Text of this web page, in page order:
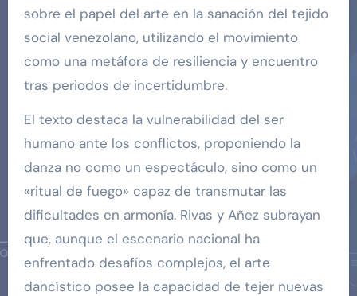
sobre el papel del arte en la sanación del tejido
social venezolano, utilizando el movimiento
como una metáfora de resiliencia y encuentro
tras periodos de incertidumbre.
El texto destaca la vulnerabilidad del ser
humano ante los conflictos, proponiendo la
danza no como un espectáculo, sino como un
«ritual de fuego» capaz de transmutar las
dificultades en armonía. Rivas y Añez subrayan
que, aunque el escenario nacional ha
enfrentado desafíos complejos, el arte
dancístico posee la capacidad de tejer nuevas